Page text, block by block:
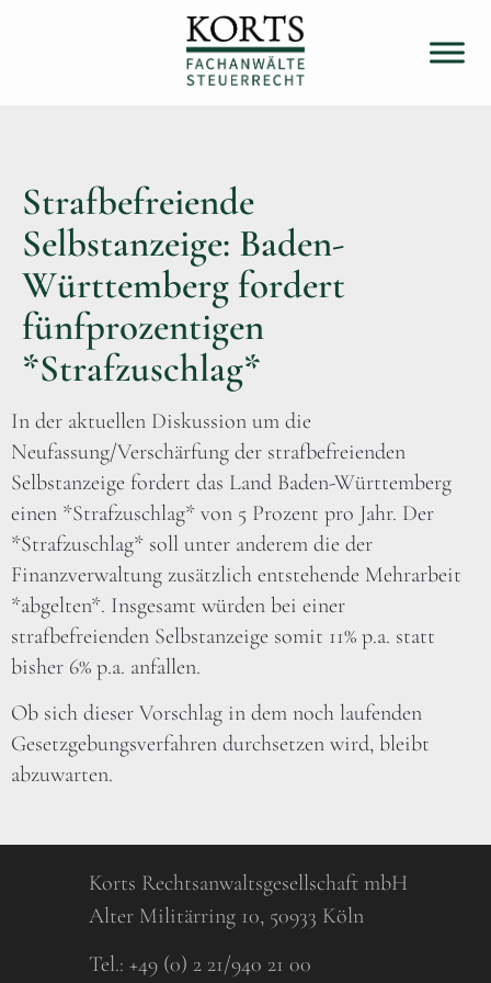
Strafbefreiende
Selbstanzeige: Baden-
Württemberg fordert
fünfprozentigen
*Strafzuschlag*
In der aktuellen Diskussion um die
Neufassung/Verschärfung der strafbefreienden
Selbstanzeige fordert das Land Baden-Württemberg
einen *Strafzuschlag* von 5 Prozent pro Jahr. Der
*Strafzuschlag* soll unter anderem die der
Finanzverwaltung zusätzlich entstehende Mehrarbeit
*abgelten*. Insgesamt würden bei einer
strafbefreienden Selbstanzeige somit 11% p.a. statt
bisher 6% p.a. anfallen.
Ob sich dieser Vorschlag in dem noch laufenden
Gesetzgebungsverfahren durchsetzen wird, bleibt
abzuwarten.
Korts Rechtsanwaltsgesellschaft mbH
Alter Militärring 10, 50933 Köln
Tel.: +49 (0) 2 21/940 21 00